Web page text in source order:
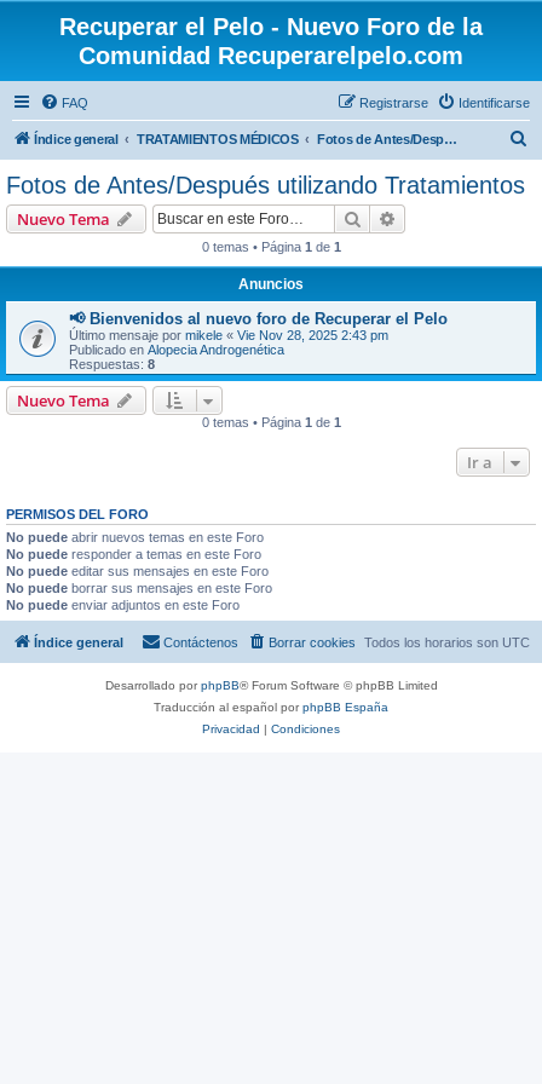
Recuperar el Pelo - Nuevo Foro de la
Comunidad Recuperarelpelo.com
FAQ Identificarse
Registrarse
Índice general TRATAMIENTOS MÉDICOS Fotos de Antes/Después utilizando Tratamientos
Fotos de Antes/Después utilizando Tratamientos
Nuevo Tema Buscar
0 temas • Página 1 de 1
Anuncios
📢 Bienvenidos al nuevo foro de Recuperar el Pelo
Último mensaje por mikele « Vie Nov 28, 2025 2:43 pm
Publicado en Alopecia Androgenética
Respuestas: 8
Nuevo Tema
0 temas • Página 1 de 1
Ir a
PERMISOS DEL FORO
No puede abrir nuevos temas en este Foro
No puede responder a temas en este Foro
No puede editar sus mensajes en este Foro
No puede borrar sus mensajes en este Foro
No puede enviar adjuntos en este Foro
Índice general Todos los horarios son UTC
Borrar cookies
Contáctenos
Desarrollado porphpBB® Forum Software © phpBB Limited
Traducción al español porphpBB España
Privacidad | Condiciones